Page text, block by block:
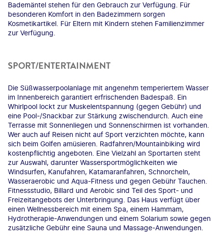
Bademäntel stehen für den Gebrauch zur Verfügung. Für
besonderen Komfort in den Badezimmern sorgen
Kosmetikartikel. Für Eltern mit Kindern stehen Familienzimmer
zur Verfügung.
SPORT/ENTERTAINMENT
Die Süßwasserpoolanlage mit angenehm temperiertem Wasser
im Innenbereich garantiert erfrischenden Badespaß. Ein
Whirlpool lockt zur Muskelentspannung (gegen Gebühr) und
eine Pool-/Snackbar zur Stärkung zwischendurch. Auch eine
Terrasse mit Sonnenliegen und Sonnenschirmen ist vorhanden.
Wer auch auf Reisen nicht auf Sport verzichten möchte, kann
sich beim Golfen amüsieren. Radfahren/Mountainbiking wird
kostenpflichtig angeboten. Eine Vielzahl an Sportarten steht
zur Auswahl, darunter Wassersportmöglichkeiten wie
Windsurfen, Kanufahren, Katamaranfahren, Schnorcheln,
Wasseraerobic und Aqua-Fitness und gegen Gebühr Tauchen.
Fitnessstudio, Billard und Aerobic sind Teil des Sport- und
Freizeitangebots der Unterbringung. Das Haus verfügt über
einen Wellnessbereich mit einem Spa, einem Hammam,
Hydrotherapie-Anwendungen und einem Solarium sowie gegen
zusätzliche Gebühr eine Sauna und Massage-Anwendungen.